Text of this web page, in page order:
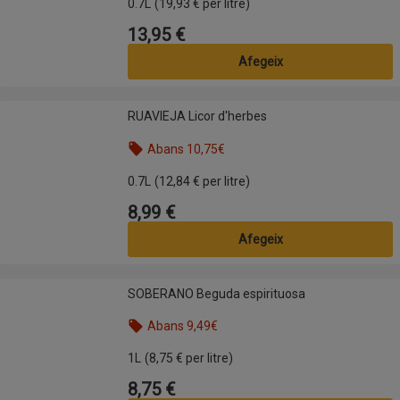
0.7L (19,93 € per litre)
Preu
13,95 €
Afegeix
RUAVIEJA Licor d'herbesRUAVIEJA Licor d'herbes
Abans 10,75€
0.7L
(12,84 € per litre)
Preu
8,99 €
Afegeix
SOBERANO Beguda espirituosaSOBERANO Beguda espirituosa
Abans 9,49€
1L
(8,75 € per litre)
Preu
8,75 €